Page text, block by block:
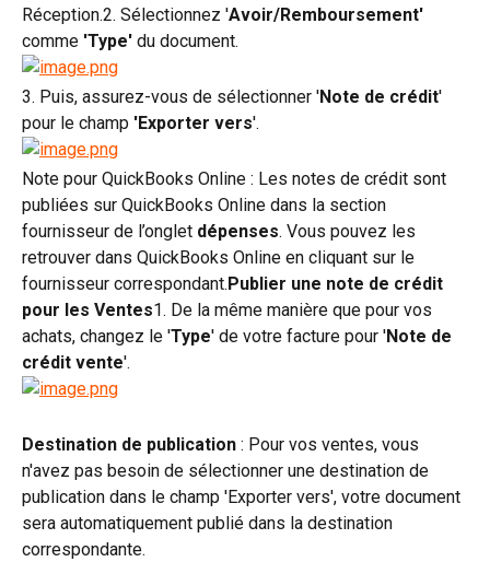
Réception.2. Sélectionnez 'Avoir/Remboursement'
comme 'Type' du document.
3. Puis, assurez-vous de sélectionner 'Note de crédit'
pour le champ 'Exporter vers'.
Note pour QuickBooks Online : Les notes de crédit sont
publiées sur QuickBooks Online dans la section
fournisseur de l’onglet dépenses. Vous pouvez les
retrouver dans QuickBooks Online en cliquant sur le
fournisseur correspondant.Publier une note de crédit
pour les Ventes1. De la même manière que pour vos
achats, changez le 'Type' de votre facture pour 'Note de
crédit vente'.
Destination de publication : Pour vos ventes, vous
n'avez pas besoin de sélectionner une destination de
publication dans le champ 'Exporter vers', votre document
sera automatiquement publié dans la destination
correspondante.